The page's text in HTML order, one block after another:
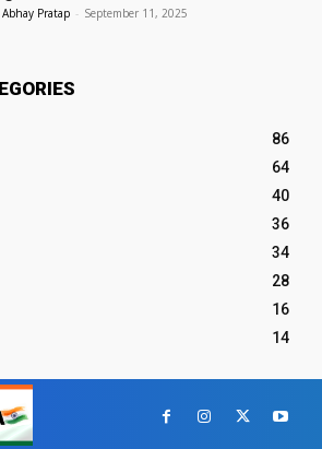
Abhay Pratap - September 11, 2025
86
64
40
36
34
28
16
14